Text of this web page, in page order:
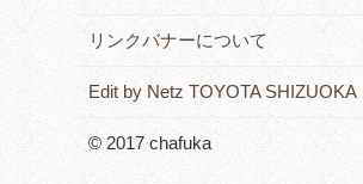
リンクバナーについて
Edit by Netz TOYOTA SHIZUOKA
© 2017 chafuka